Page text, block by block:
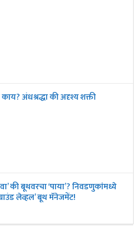
अंधश्रद्धा की अदृश्य शक्ती
की बूथवरचा ‘पाया’? निवडणुकांमध्ये
लेव्हल’ बूथ मॅनेजमेंट!